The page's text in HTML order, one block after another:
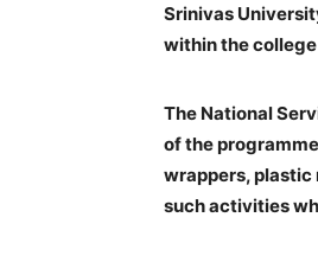
Srinivas
within the
The National
of the
wrappers, plastic
such activities